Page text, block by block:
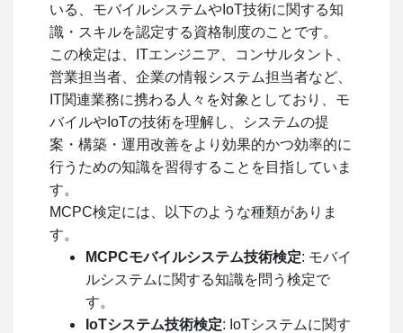
いる、モバイルシステムやIoT技術に関する知
識・スキルを認定する資格制度のことです。
この検定は、ITエンジニア、コンサルタント、
営業担当者、企業の情報システム担当者など、
IT関連業務に携わる人々を対象としており、モ
バイルやIoTの技術を理解し、システムの提
案・構築・運用改善をより効果的かつ効率的に
行うための知識を習得することを目指していま
す。
MCPC検定には、以下のような種類がありま
す。
MCPCモバイルシステム技術検定: モバイ
ルシステムに関する知識を問う検定で
す。
IoTシステム技術検定: IoTシステムに関す